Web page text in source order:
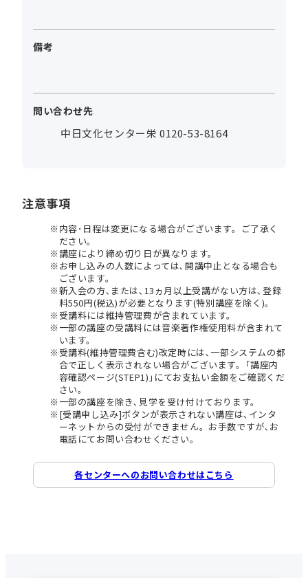
備考
問い合わせ先
中日文化センター栄 0120-53-8164
注意事項
内容･日程は変更になる場合がございます。ご了承く
ださい。
講座により締め切り日が異なります。
お申し込みの人数によっては､開講中止となる場合も
ございます。
新入会の方､または､13ヵ月以上受講がない方は､登録
料550円(税込)が必要となります(特別講座を除く)。
受講料には維持管理費が含まれています。
一部の講座の受講料には音楽著作権使用料が含まれて
います。
受講料(維持管理費含む)改定時には､一部システムの都
合で正しく表示されない場合がございます。｢講座内
容確認ページ(STEP1)｣にてお支払い金額をご確認くだ
さい。
一部の講座を除き､見学を受け付けております。
[受講申し込み]ボタンが表示されない講座は､インタ
ーネットからの受付ができません。お手数ですが､お
電話にてお問い合わせください。
各センターへのお問い合わせはこちら